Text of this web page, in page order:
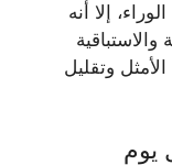
إلا أنه
وتقليل
يوم